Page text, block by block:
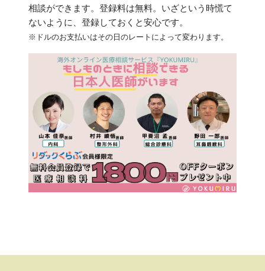
相談ができます。登録料は無料。いざという時慌て
ないように、登録しておくと安心です。
※ドルのお支払いはその日のレートによって変わります。